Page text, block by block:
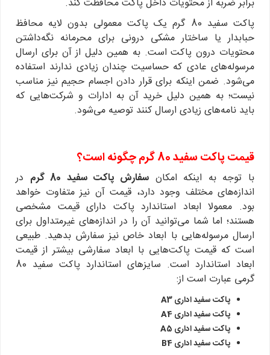
برابر ضربه از محتویات داخل پاکت محافظت کند.
پاکت سفید 80 گرم یک پاکت معمولی بدون لایه محافظ
حبابدار یا ساختار مشکی درونی برای محرمانه نگه‌داشتن
محتویات درون پاکت است. به همین دلیل از آن برای ارسال
مرسوله‌های عادی که حساسیت چندان زیادی ندارند استفاده
می‌شود. ضمن اینکه برای قرار دادن اجسام حجیم نیز مناسب
نیست؛ به همین دلیل خرید آن به ادارات و شرکت‌هایی که
باید نامه‌های زیادی ارسال کنند توصیه می‌شود.
قیمت پاکت سفید 80 گرم چگونه است؟
با توجه به اینکه امکان سفارش پاکت سفید 80 گرم
در
اندازه‌های مختلف وجود دارد، قیمت آن نیز متفاوت خواهد
بود. معمولا ابعاد استاندارد پاکت دارای قیمت مشخصی
هستند؛ اما شما می‌توانید آن را در اندازه‌های غیرمتداول برای
ارسال مرسوله‌هایی با ابعاد خاص نیز سفارش بدهید. طبیعی
است که قیمت پاکت‌هایی با ابعاد سفارشی بیشتر از قیمت
ابعاد استاندارد است. سایزهای استاندارد پاکت سفید 80
گرمی عبارت است از:
پاکت سفید اداری A3
پاکت سفید اداری A4
پاکت سفید اداری A5
پاکت سفید اداری B4